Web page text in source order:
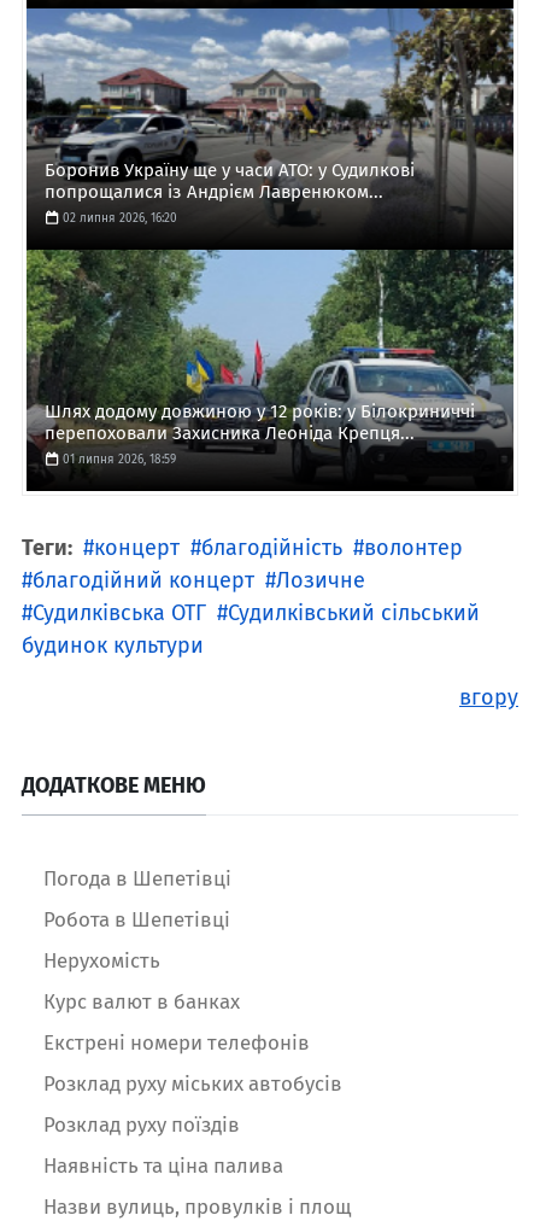
Боронив Україну ще у часи АТО: у Судилкові
попрощалися із Андрієм Лавренюком...
02 липня 2026, 16:20
Шлях додому довжиною у 12 років: у Білокриниччі
перепоховали Захисника Леоніда Крепця...
01 липня 2026, 18:59
Теги: концерт благодійність
волонтер
благодійний концерт
Лозичне
Судилківська ОТГ
Судилківський сільський
будинок культури
вгору
ДОДАТКОВЕ МЕНЮ
Погода в Шепетівці
Робота в Шепетівці
Нерухомість
Курс валют в банках
Екстрені номери телефонів
Розклад руху міських автобусів
Розклад руху поїздів
Наявність та ціна палива
Назви вулиць, провулків і площ